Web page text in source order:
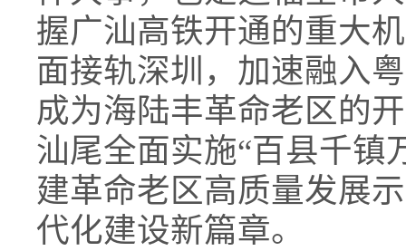
握广汕高铁开通的重大
面接轨深圳，加速融入
成为海陆丰革命老区的
汕尾全面实施“百县千镇
建革命老区高质量发展
代化建设新篇章。